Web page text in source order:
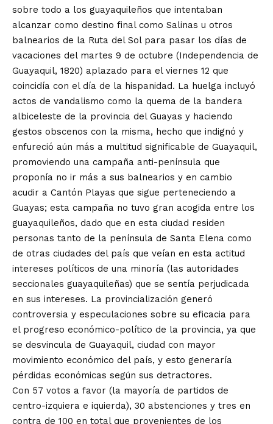
sobre todo a los guayaquileños que intentaban
alcanzar como destino final como Salinas u otros
balnearios de la Ruta del Sol para pasar los días de
vacaciones del martes 9 de octubre (Independencia de
Guayaquil, 1820) aplazado para el viernes 12 que
coincidía con el día de la hispanidad. La huelga incluyó
actos de vandalismo como la quema de la bandera
albiceleste de la provincia del Guayas y haciendo
gestos obscenos con la misma, hecho que indignó y
enfureció aún más a multitud significable de Guayaquil,
promoviendo una campaña anti-península que
proponía no ir más a sus balnearios y en cambio
acudir a Cantón Playas que sigue perteneciendo a
Guayas; esta campaña no tuvo gran acogida entre los
guayaquileños, dado que en esta ciudad residen
personas tanto de la península de Santa Elena como
de otras ciudades del país que veían en esta actitud
intereses políticos de una minoría (las autoridades
seccionales guayaquileñas) que se sentía perjudicada
en sus intereses. La provincialización generó
controversia y especulaciones sobre su eficacia para
el progreso económico-político de la provincia, ya que
se desvincula de Guayaquil, ciudad con mayor
movimiento económico del país, y esto generaría
pérdidas económicas según sus detractores.
Con 57 votos a favor (la mayoría de partidos de
centro-izquiera e iquierda), 30 abstenciones y tres en
contra de 100 en total que provenientes de los